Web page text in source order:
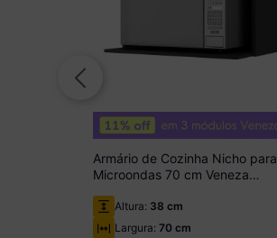
Armário de Cozinha Nicho para
Microondas 70 cm Veneza
Altura: 38 cm
Largura:70 cm